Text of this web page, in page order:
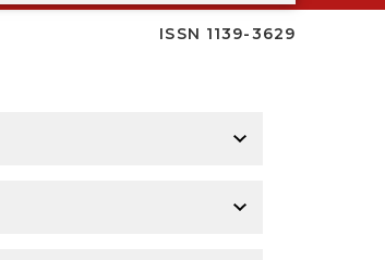
ISSN 1139-3629